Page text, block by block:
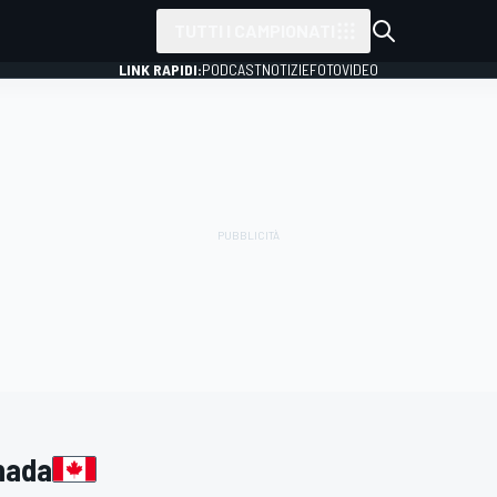
LINK RAPIDI:PODCASTNOTIZIEFOTOVIDEO